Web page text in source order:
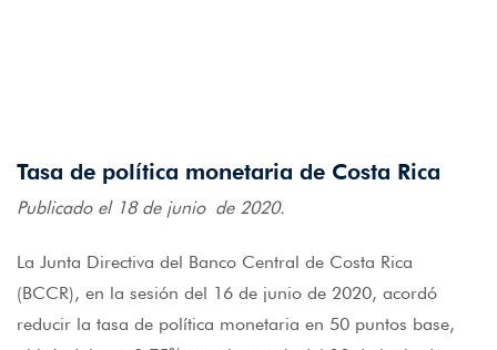
Tasa de política monetaria de Costa Rica
Publicado el 18 de junio de 2020.
La Junta Directiva del Banco Central de Costa Rica
(BCCR), en la sesión del 16 de junio de 2020, acordó
reducir la tasa de política monetaria en 50 puntos base,